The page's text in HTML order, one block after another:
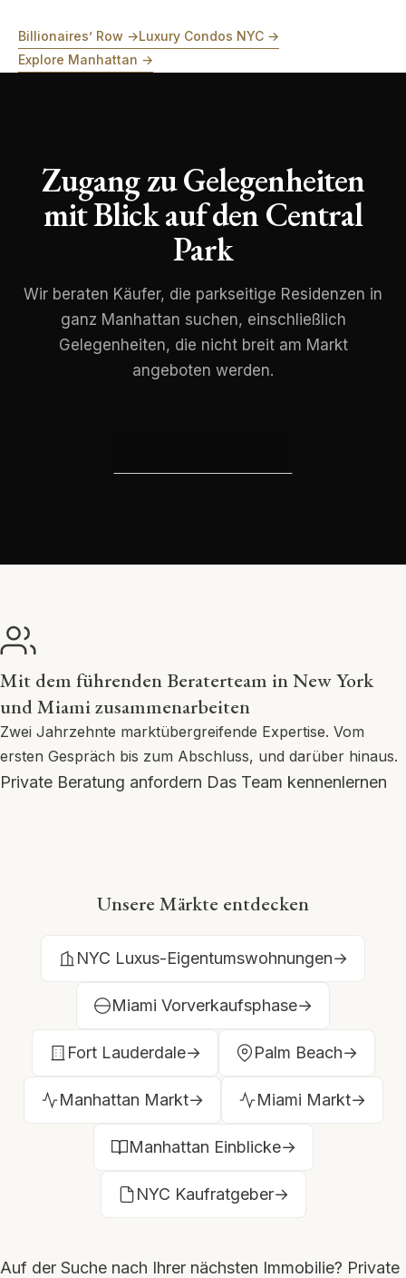
Billionaires’ Row →Luxury Condos NYC →
Explore Manhattan →
Zugang zu Gelegenheiten
mit Blick auf den Central
Park
Wir beraten Käufer, die parkseitige Residenzen in
ganz Manhattan suchen, einschließlich
Gelegenheiten, die nicht breit am Markt
angeboten werden.
Mit dem führenden Beraterteam in New York
und Miami zusammenarbeiten
Zwei Jahrzehnte marktübergreifende Expertise. Vom
ersten Gespräch bis zum Abschluss, und darüber hinaus.
Private Beratung anfordern Das Team kennenlernen
Unsere Märkte entdecken
NYC Luxus-Eigentumswohnungen→
Miami Vorverkaufsphase→
Fort Lauderdale→ Palm Beach→
Manhattan Markt→ Miami Markt→
Manhattan Einblicke→
NYC Kaufratgeber→
Auf der Suche nach Ihrer nächsten Immobilie? Private